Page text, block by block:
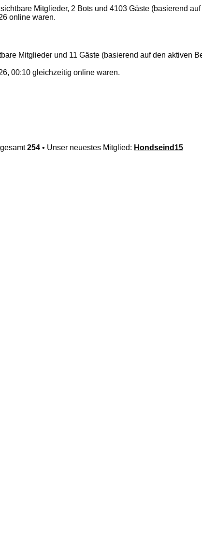
Mitglieder, 2 Bots und 4103 Gäste (basierend
online waren.
Mitglieder und 11 Gäste (basierend auf den aktiven
00:10 gleichzeitig online waren.
254 • Unser neuestes Mitglied: Hondseind15